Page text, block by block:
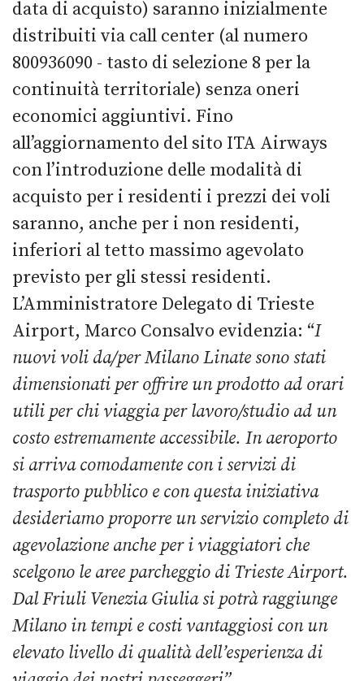
data di acquisto) saranno inizialmente
distribuiti via call center (al numero
800936090 - tasto di selezione 8 per la
continuità territoriale) senza oneri
economici aggiuntivi. Fino
all’aggiornamento del sito ITA Airways
con l’introduzione delle modalità di
acquisto per i residenti i prezzi dei voli
saranno, anche per i non residenti,
inferiori al tetto massimo agevolato
previsto per gli stessi residenti.
L’Amministratore Delegato di Trieste
Airport, Marco Consalvo evidenzia: “I
nuovi voli da/per Milano Linate sono stati
dimensionati per offrire un prodotto ad orari
utili per chi viaggia per lavoro/studio ad un
costo estremamente accessibile. In aeroporto
si arriva comodamente con i servizi di
trasporto pubblico e con questa iniziativa
desideriamo proporre un servizio completo di
agevolazione anche per i viaggiatori che
scelgono le aree parcheggio di Trieste Airport.
Dal Friuli Venezia Giulia si potrà raggiunge
Milano in tempi e costi vantaggiosi con un
elevato livello di qualità dell’esperienza di